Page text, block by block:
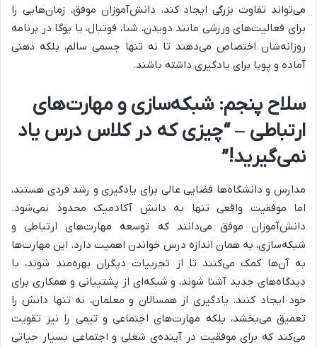
می‌تواند تفاوت بزرگی ایجاد کند. دانش‌آموزان موفق، زمان‌هایی را
برای فعالیت‌های ورزشی مانند دویدن، شنا، فوتبال، یا یوگا در برنامه
روزانه‌شان اختصاص می‌دهند تا نه تنها جسمی سالم، بلکه ذهنی
آماده و پویا برای یادگیری داشته باشند.
سلاح پنجم: شبکه‌سازی و مهارت‌های
ارتباطی – “چیزی که در کلاس درس یاد
نمی‌گیرید!”
مدارس و دانشگاه‌ها فضایی عالی برای یادگیری و رشد فردی هستند،
اما موفقیت واقعی تنها به دانش آکادمیک محدود نمی‌شود.
دانش‌آموزان موفق می‌دانند که توسعه مهارت‌های ارتباطی و
شبکه‌سازی، به همان اندازه درس خواندن اهمیت دارد. این مهارت‌ها
به آن‌ها کمک می‌کنند تا از تجربیات دیگران بهره‌مند شوند، با
دیدگاه‌های جدید آشنا شوند، و شبکه‌ای از پشتیبانی و همکاری برای
خود ایجاد کنند. یادگیری از همسالان و معلمان، نه تنها دانش را
تعمیق می‌بخشد، بلکه مهارت‌های اجتماعی و تیمی را نیز تقویت
می‌کند که برای موفقیت در آینده‌ی شغلی و اجتماعی بسیار حیاتی